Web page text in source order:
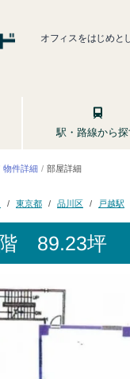
オフィスをはじめと
駅・路線から探
物件詳細 部屋詳細
東京都 品川区 戸越駅
89.23坪